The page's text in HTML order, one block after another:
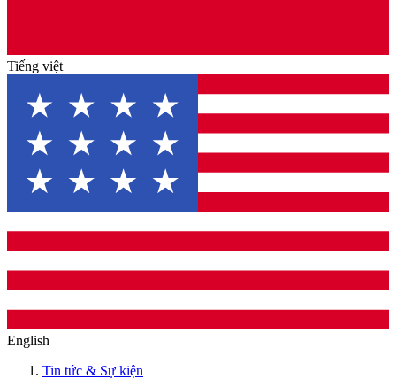
Tiếng việt
English
Tin tức & Sự kiện